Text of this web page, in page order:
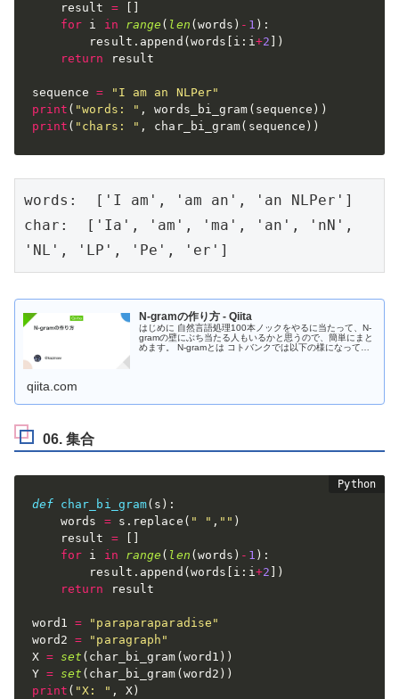
    result
=
for i in range ( len ( words ) - 1 ) :
        result
. append ( words i : i+2
)
return
result
sequence =
"I am an NLPer"
print ( "words: " , words_bi_gram ( sequence ) )
print ( "chars: " , char_bi_gram( sequence ) )
words:  ['I am', 'am an', 'an NLPer']
char:  ['Ia', 'am', 'ma', 'an', 'nN',
'NL', 'LP', 'Pe', 'er']
N-gramの作り方 - Qiita
はじめに 自然言語処理100本ノックをやるに当たって、N-
gramの壁にぶち当たる人もいるかと思うので、簡単にまと
めます。 N-gramとは コトバンクでは以下の様になってま
qiita.com
06. 集合
def char_bi_gram( s ) :
    words
= s . replace ( " " , "" )
    result
= [ ]
for i in range ( len (words ) - 1 ) :
        result
. append (words [ i : i +2 ] )
return
result
word1 =
"paraparaparadise"
word2 =
"paragraph"
X = set ( char_bi_gram (word1 ) )
Y = set ( char_bi_gram (word2 ) )
print ( "X: " , X)